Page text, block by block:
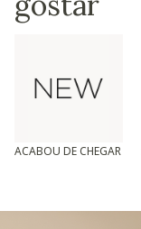
ACABOU DE CHEGAR